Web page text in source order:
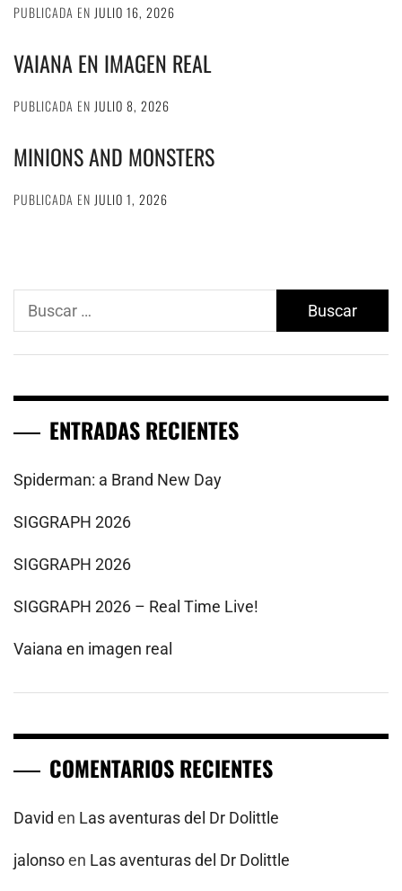
PUBLICADA EN JULIO 16, 2026
VAIANA EN IMAGEN REAL
PUBLICADA EN JULIO 8, 2026
MINIONS AND MONSTERS
PUBLICADA EN JULIO 1, 2026
Buscar:
ENTRADAS RECIENTES
Spiderman: a Brand New Day
SIGGRAPH 2026
SIGGRAPH 2026
SIGGRAPH 2026 – Real Time Live!
Vaiana en imagen real
COMENTARIOS RECIENTES
David en Las aventuras del Dr Dolittle
jalonsoen Las aventuras del Dr Dolittle